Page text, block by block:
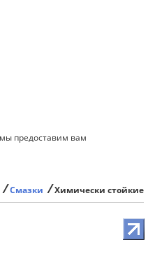
предоставим вам
⁄ Смазки ⁄ Химически стойкие